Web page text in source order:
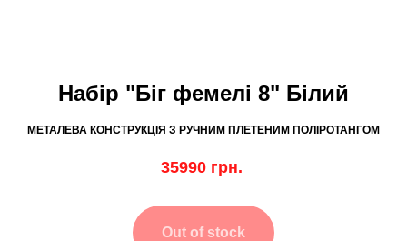
Набір "Біг фемелі 8" Білий
МЕТАЛЕВА КОНСТРУКЦІЯ З РУЧНИМ ПЛЕТЕНИМ ПОЛІРОТАНГОМ
35990 грн.
Out of stock